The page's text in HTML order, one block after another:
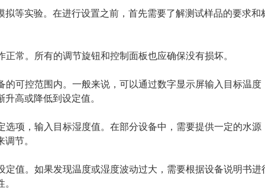
等实验。在进行设置之前，首先需要了解测试样品的要求和
常。所有的调节旋钮和控制面板也应确保没有损坏。
可控范围内。一般来说，可以通过数字显示屏输入目标温度
高或降低到设定值。
项，输入目标湿度值。在部分设备中，需要提供一定的水源
节。
值。如果发现温度或湿度波动过大，需要根据设备说明书进